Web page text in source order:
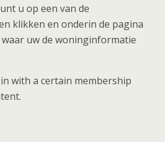
u op een van de
klikken en onderin de pagina
uw de woninginformatie
with a certain membership